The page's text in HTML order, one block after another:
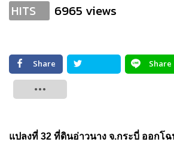
HITS 6965 views
Share
Share
แปลงที่ 32 ที่ดินอ่าวนาง จ.กระบี่ ออกโ